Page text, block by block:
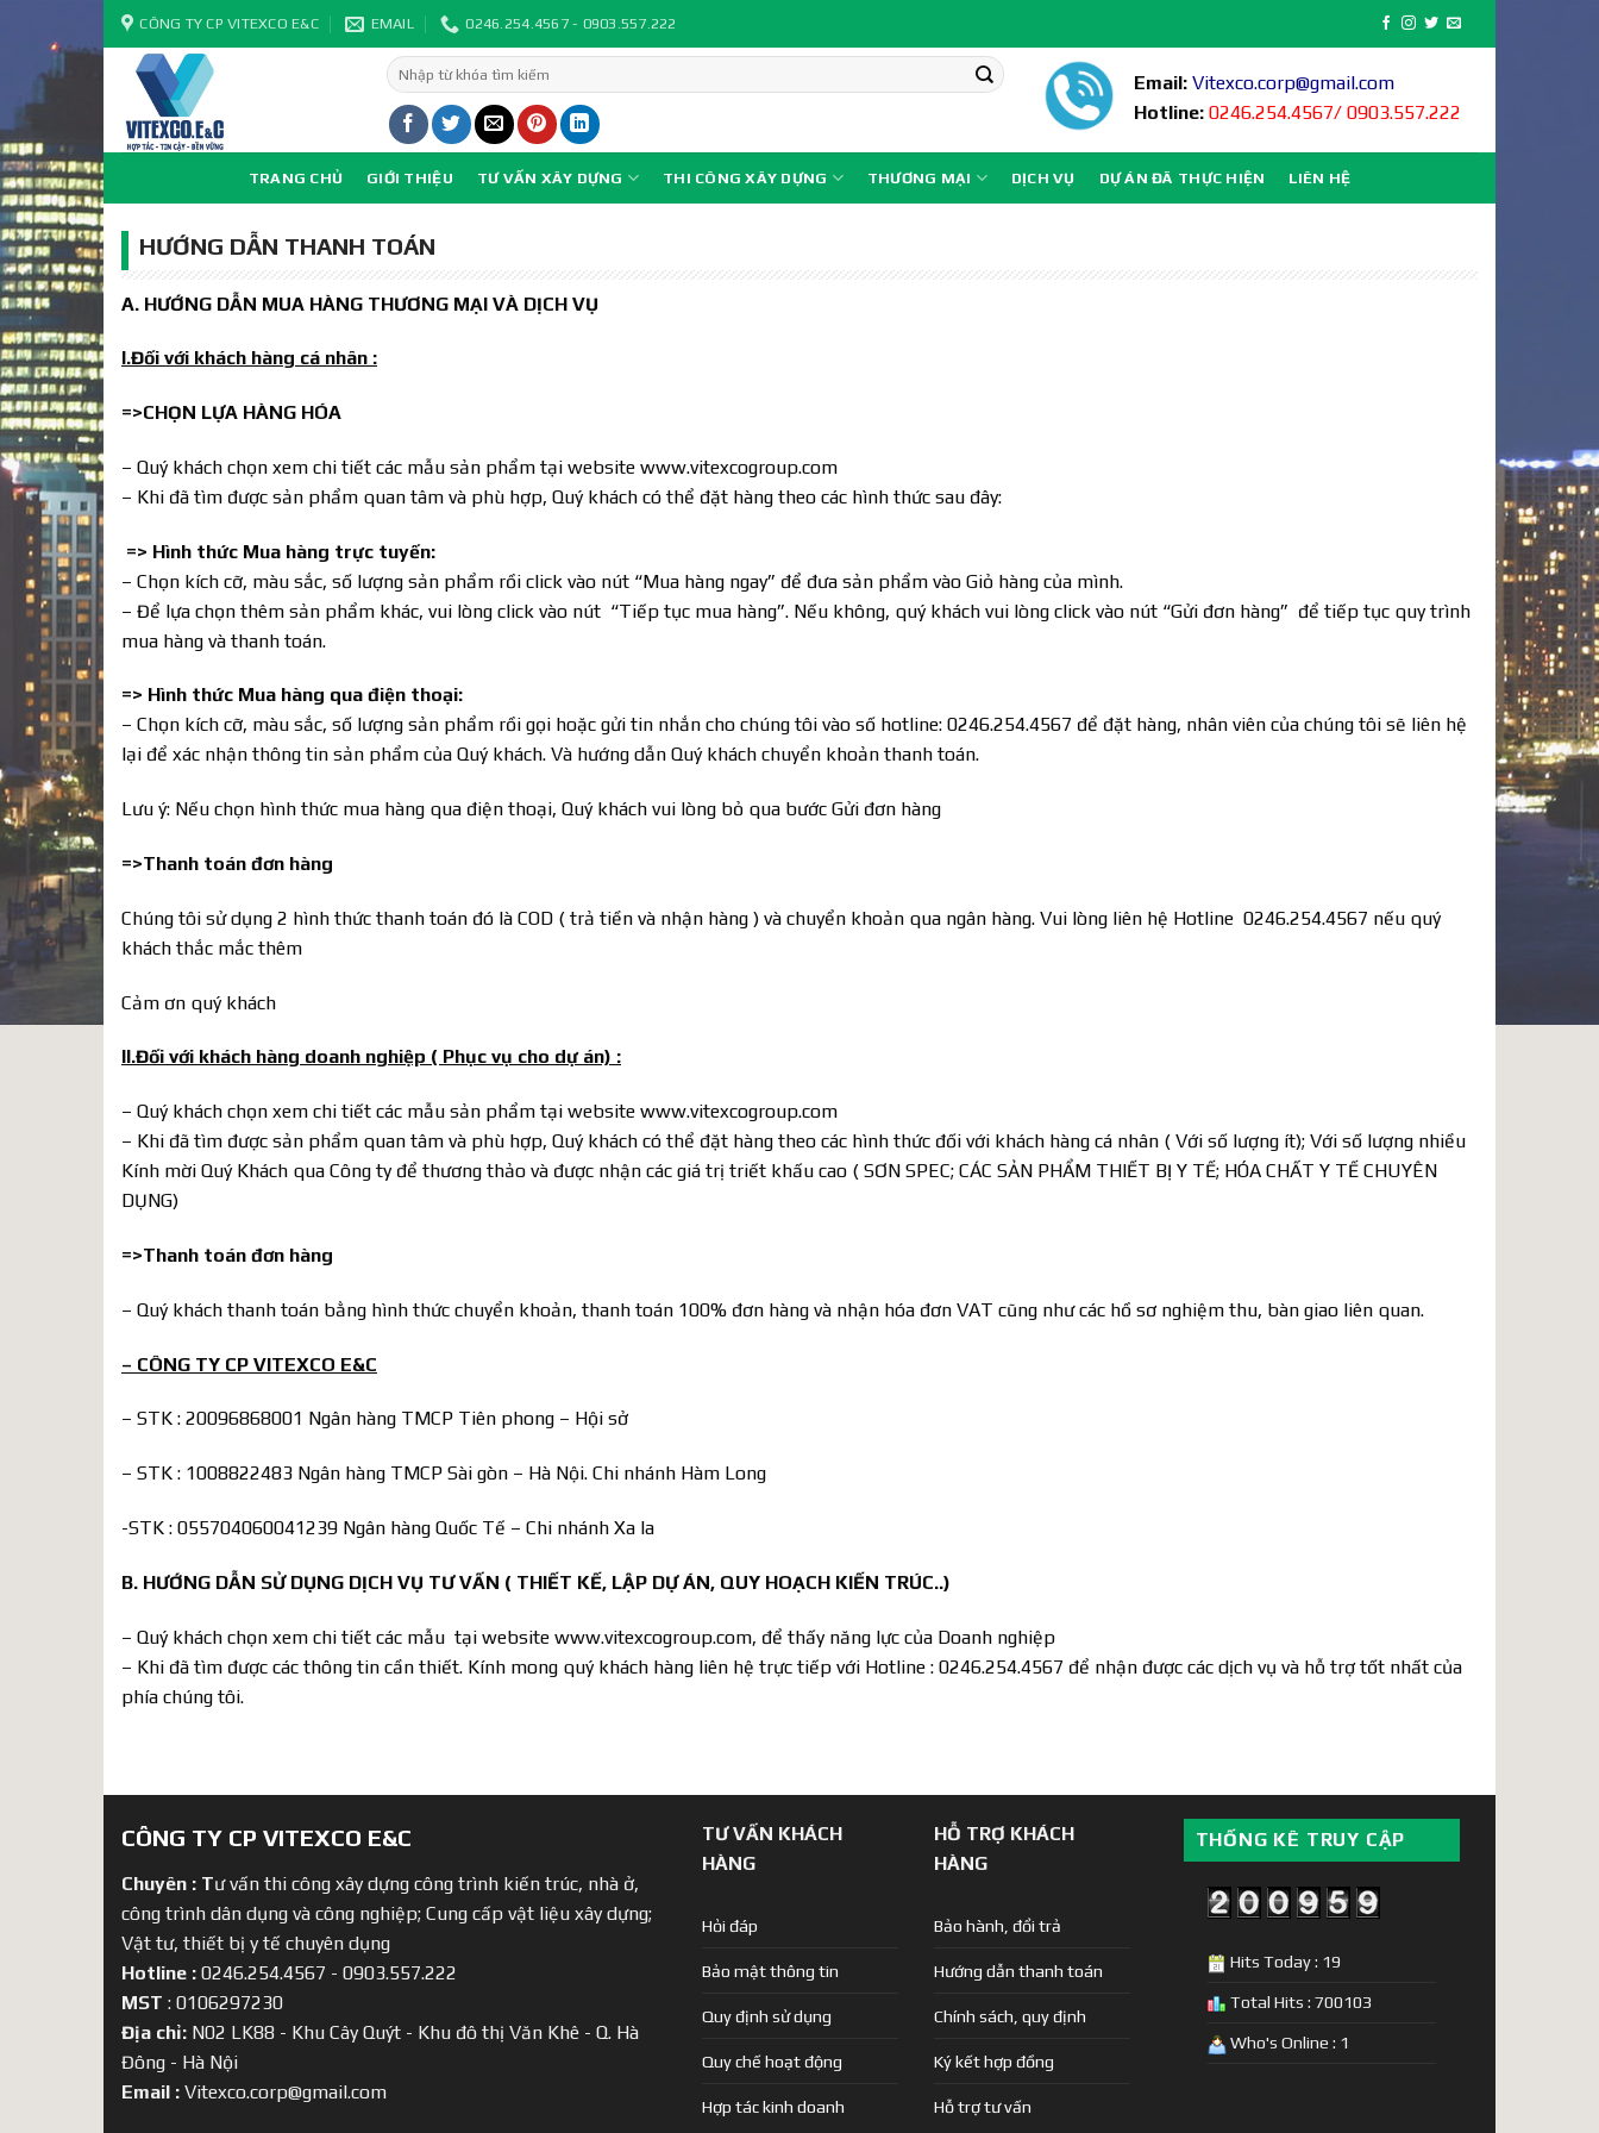
Skip
to
content
CÔNG TY CP VITEXCO E&C EMAIL 0246.254.4567 - 0903.557.222
Tìm
kiếm:
Email: Vitexco.corp@gmail.com
Hotline: 0246.254.4567/ 0903.557.222
TRANG CHỦ GIỚI THIỆU TƯ VẤN XÂY DỰNG THI CÔNG XÂY DỰNG THƯƠNG MẠI DỊCH VỤ DỰ ÁN ĐÃ THỰC HIỆN LIÊN HỆ
HƯỚNG DẪN THANH TOÁN
A. HƯỚNG DẪN MUA HÀNG THƯƠNG MẠI VÀ DỊCH VỤ
I.Đối với khách hàng cá nhân :
=>CHỌN LỰA HÀNG HÓA
– Quý khách chọn xem chi tiết các mẫu sản phẩm tại website www.vitexcogroup.com
– Khi đã tìm được sản phẩm quan tâm và phù hợp, Quý khách có thể đặt hàng theo các hình thức sau đây:
=> Hình thức Mua hàng trực tuyến:
– Chọn kích cỡ, màu sắc, số lượng sản phẩm rồi click vào nút “Mua hàng ngay” để đưa sản phẩm vào Giỏ hàng của mình.
– Để lựa chọn thêm sản phẩm khác, vui lòng click vào nút “Tiếp tục mua hàng”. Nếu không, quý khách vui lòng click vào nút “Gửi đơn hàng” để tiếp tục quy trình
mua hàng và thanh toán.
=> Hình thức Mua hàng qua điện thoại:
– Chọn kích cỡ, màu sắc, số lượng sản phẩm rồi gọi hoặc gửi tin nhắn cho chúng tôi vào số hotline: 0246.254.4567 để đặt hàng, nhân viên của chúng tôi sẽ liên hệ
lại để xác nhận thông tin sản phẩm của Quý khách. Và hướng dẫn Quý khách chuyển khoản thanh toán.
Lưu ý: Nếu chọn hình thức mua hàng qua điện thoại, Quý khách vui lòng bỏ qua bước Gửi đơn hàng
=>Thanh toán đơn hàng
Chúng tôi sử dụng 2 hình thức thanh toán đó là COD ( trả tiền và nhận hàng ) và chuyển khoản qua ngân hàng. Vui lòng liên hệ Hotline 0246.254.4567 nếu quý
khách thắc mắc thêm
Cảm ơn quý khách
II.Đối với khách hàng doanh nghiệp ( Phục vụ cho dự án) :
– Quý khách chọn xem chi tiết các mẫu sản phẩm tại website www.vitexcogroup.com
– Khi đã tìm được sản phẩm quan tâm và phù hợp, Quý khách có thể đặt hàng theo các hình thức đối với khách hàng cá nhân ( Với số lượng ít); Với số lượng nhiều
Kính mời Quý Khách qua Công ty để thương thảo và được nhận các giá trị triết khấu cao ( SƠN SPEC; CÁC SẢN PHẨM THIẾT BỊ Y TẾ; HÓA CHẤT Y TẾ CHUYÊN
DỤNG)
=>Thanh toán đơn hàng
– Quý khách thanh toán bằng hình thức chuyển khoản, thanh toán 100% đơn hàng và nhận hóa đơn VAT cũng như các hồ sơ nghiệm thu, bàn giao liên quan.
– CÔNG TY CP VITEXCO E&C
– STK : 20096868001 Ngân hàng TMCP Tiên phong – Hội sở
– STK : 1008822483 Ngân hàng TMCP Sài gòn – Hà Nội. Chi nhánh Hàm Long
-STK : 055704060041239 Ngân hàng Quốc Tế – Chi nhánh Xa la
B. HƯỚNG DẪN SỬ DỤNG DỊCH VỤ TƯ VẤN ( THIẾT KẾ, LẬP DỰ ÁN, QUY HOẠCH KIẾN TRÚC..)
– Quý khách chọn xem chi tiết các mẫu tại website www.vitexcogroup.com, để thấy năng lực của Doanh nghiệp
– Khi đã tìm được các thông tin cần thiết. Kính mong quý khách hàng liên hệ trực tiếp với Hotline : 0246.254.4567 để nhận được các dịch vụ và hỗ trợ tốt nhất của
phía chúng tôi.
CÔNG TY CP VITEXCO E&C
Chuyên : Tư vấn thi công xây dựng công trình kiến trúc, nhà ở,
công trình dân dụng và công nghiệp; Cung cấp vật liệu xây dựng;
Vật tư, thiết bị y tế chuyên dụng
Hotline : 0246.254.4567 - 0903.557.222
MST : 0106297230
Địa chỉ: N02 LK88 - Khu Cây Quýt - Khu đô thị Văn Khê - Q. Hà
Đông - Hà Nội
Email : Vitexco.corp@gmail.com
TƯ VẤN KHÁCH
HÀNG
Hỏi đáp
Bảo mật thông tin
Quy định sử dụng
Quy chế hoạt động
Hợp tác kinh doanh
HỖ TRỢ KHÁCH
HÀNG
Bảo hành, đổi trả
Hướng dẫn thanh toán
Chính sách, quy định
Ký kết hợp đồng
Hỗ trợ tư vấn
THỐNG KÊ TRUY CẬP
Hits Today : 19
Total Hits : 700103
Who's Online : 1